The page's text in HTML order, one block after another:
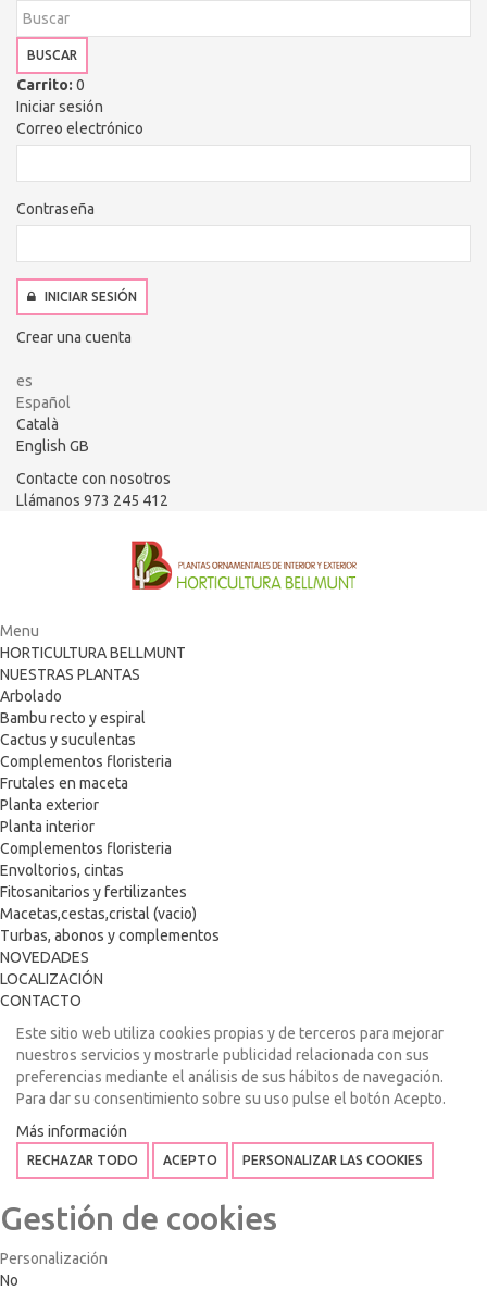
BUSCAR
Carrito: 0
Iniciar sesión
Correo electrónico
Contraseña
INICIAR SESIÓN
Crear una cuenta
es
Español
Català
English GB
Contacte con nosotros
Llámanos 973 245 412
Menu
HORTICULTURA BELLMUNT
NUESTRAS PLANTAS
Arbolado
Bambu recto y espiral
Cactus y suculentas
Complementos floristeria
Frutales en maceta
Planta exterior
Planta interior
Complementos floristeria
Envoltorios, cintas
Fitosanitarios y fertilizantes
Macetas,cestas,cristal (vacio)
Turbas, abonos y complementos
NOVEDADES
LOCALIZACIÓN
CONTACTO
Este sitio web utiliza cookies propias y de terceros para mejorar
nuestros servicios y mostrarle publicidad relacionada con sus
preferencias mediante el análisis de sus hábitos de navegación.
Para dar su consentimiento sobre su uso pulse el botón Acepto.
Más información
RECHAZAR TODO ACEPTO PERSONALIZAR LAS COOKIES
Gestión de cookies
Personalización
No